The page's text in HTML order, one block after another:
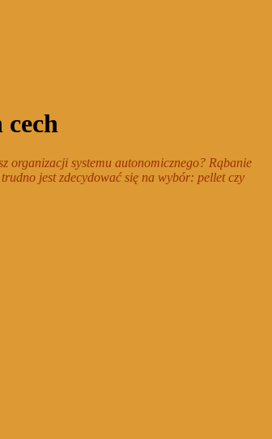
cech
organizacji systemu autonomicznego? Rąbanie
jest zdecydować się na wybór: pellet czy